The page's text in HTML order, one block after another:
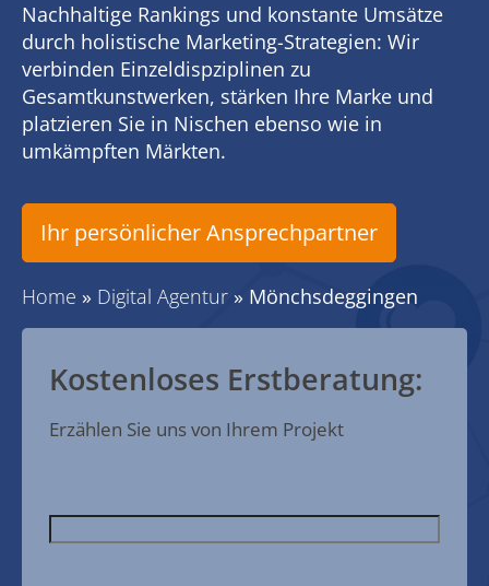
Nachhaltige Rankings und konstante Umsätze
durch holistische Marketing-Strategien: Wir
verbinden Einzeldispziplinen zu
Gesamtkunstwerken, stärken Ihre Marke und
platzieren Sie in Nischen ebenso wie in
umkämpften Märkten.
Ihr persönlicher Ansprechpartner
Home » Digital Agentur » Mönchsdeggingen
Kostenloses Erstberatung:
Erzählen Sie uns von Ihrem Projekt